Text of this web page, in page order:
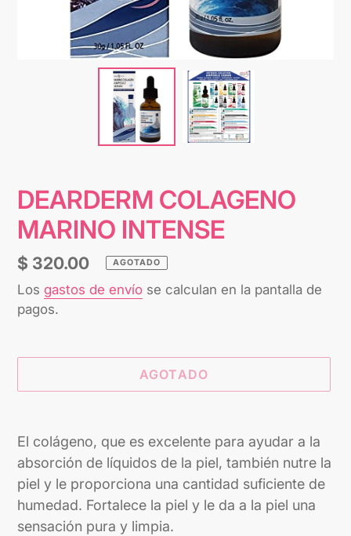
DEARDERM COLAGENO
MARINO INTENSE
Precio
habitual
$ 320.00 AGOTADO
Los gastos de envío se calculan en la pantalla de
pagos.
AGOTADO
el
producto
tu
carrito
El colágeno, que es excelente para ayudar a la
absorción de líquidos de la piel, también nutre la
piel y le proporciona una cantidad suficiente de
humedad. Fortalece la piel y le da a la piel una
sensación pura y limpia.